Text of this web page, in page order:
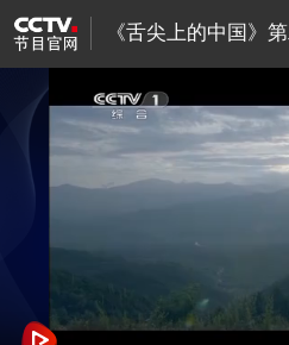
《舌尖上的中国》